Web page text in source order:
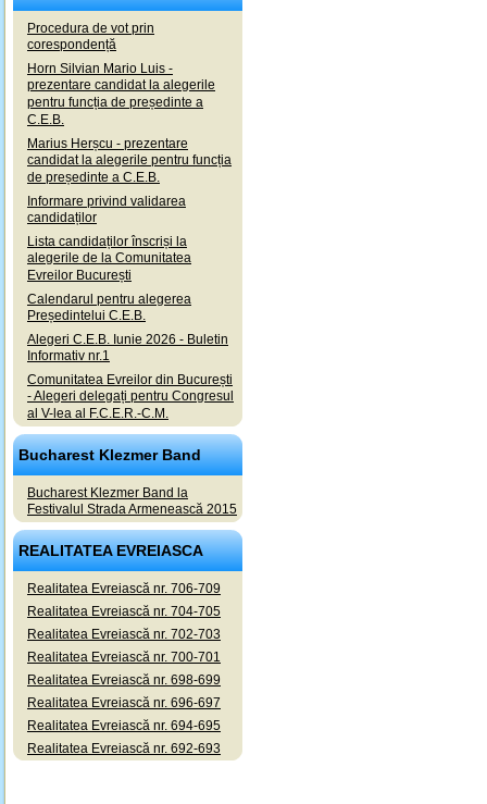
Procedura de vot prin
corespondență
Horn Silvian Mario Luis -
prezentare candidat la alegerile
pentru funcția de președinte a
C.E.B.
Marius Herșcu - prezentare
candidat la alegerile pentru funcția
de președinte a C.E.B.
Informare privind validarea
candidaților
Lista candidaților înscriși la
alegerile de la Comunitatea
Evreilor București
Calendarul pentru alegerea
Președintelui C.E.B.
Alegeri C.E.B. Iunie 2026 - Buletin
Informativ nr.1
Comunitatea Evreilor din București
- Alegeri delegați pentru Congresul
al V-lea al F.C.E.R.-C.M.
Bucharest Klezmer Band
Bucharest Klezmer Band la
Festivalul Strada Armenească 2015
REALITATEA EVREIASCA
Realitatea Evreiască nr. 706-709
Realitatea Evreiască nr. 704-705
Realitatea Evreiască nr. 702-703
Realitatea Evreiască nr. 700-701
Realitatea Evreiască nr. 698-699
Realitatea Evreiască nr. 696-697
Realitatea Evreiască nr. 694-695
Realitatea Evreiască nr. 692-693